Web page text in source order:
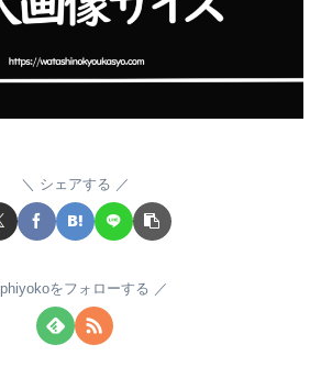
シェアする
phiyokoをフォローする